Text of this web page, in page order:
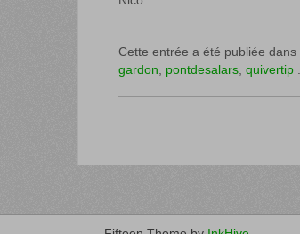
Cette entrée a été publiée dans
gardon
pontdesalars quivertip